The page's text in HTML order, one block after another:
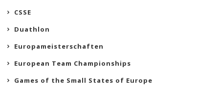
CSSE
Duathlon
Europameisterschaften
European Team Championships
Games of the Small States of Europe